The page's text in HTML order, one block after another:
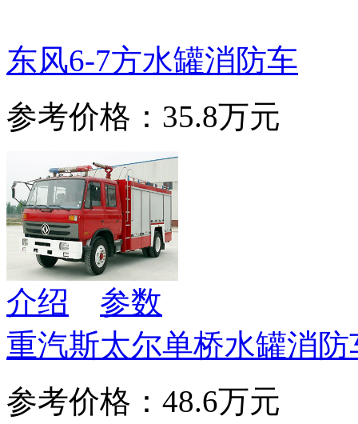
东风6-7方水罐消防车
参考价格：35.8万元
介绍
参数
重汽斯太尔单桥水罐消防
参考价格：48.6万元